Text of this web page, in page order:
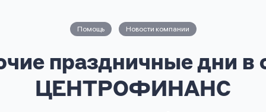
Помощь Новости компании
праздничные дни в
ЦЕНТРОФИНАНС